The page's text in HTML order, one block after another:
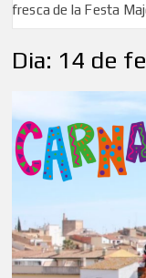
de la Festa Major
Dia: 14 de